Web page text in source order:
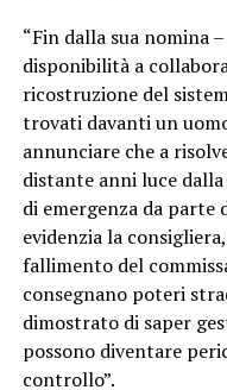
“Fin dalla sua nomina
disponibilità a
ricostruzione del
trovati davanti un
annunciare che a
distante anni luce
di emergenza da parte
evidenzia la
fallimento del
consegnano poteri
dimostrato di saper
possono diventare
controllo”.